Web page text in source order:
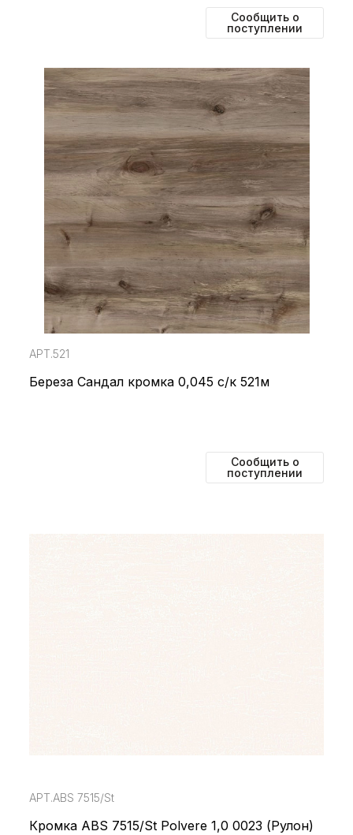
Сообщить о
поступлении
АРТ.521
Береза Сандал кромка 0,045 с/к 521м
Сообщить о
поступлении
АРТ.ABS 7515/St
Кромка ABS 7515/St Polvere 1,0 0023 (Рулон)